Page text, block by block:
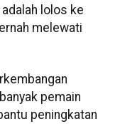
lolos ke
melewati
pemain
peningkatan